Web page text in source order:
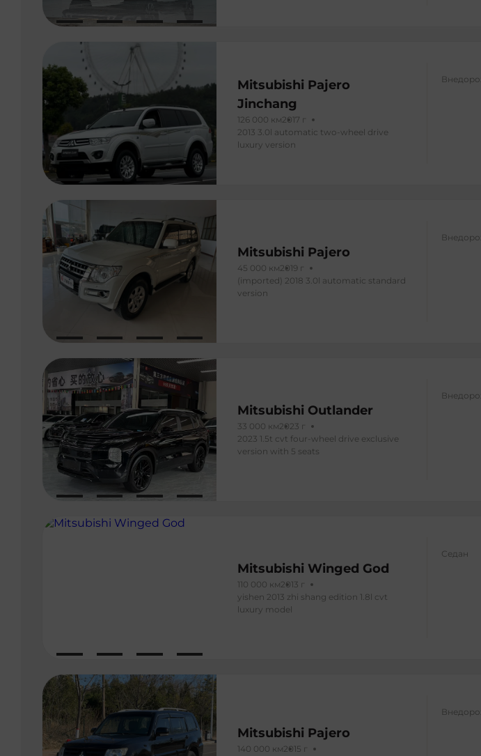
Mitsubishi Pajero
Jinchang
126 000 км2017 г
2013 3.0l automatic two-wheel drive
luxury version
Mitsubishi Pajero
45 000 км2019 г
(imported) 2018 3.0l automatic standard
version
Mitsubishi Outlander
33 000 км2023 г
2023 1.5t cvt four-wheel drive exclusive
version with 5 seats
Mitsubishi Winged God
110 000 км2013 г
yishen 2013 zhi shang edition 1.8l cvt
luxury model
Седан
Mitsubishi Pajero
140 000 км2015 г